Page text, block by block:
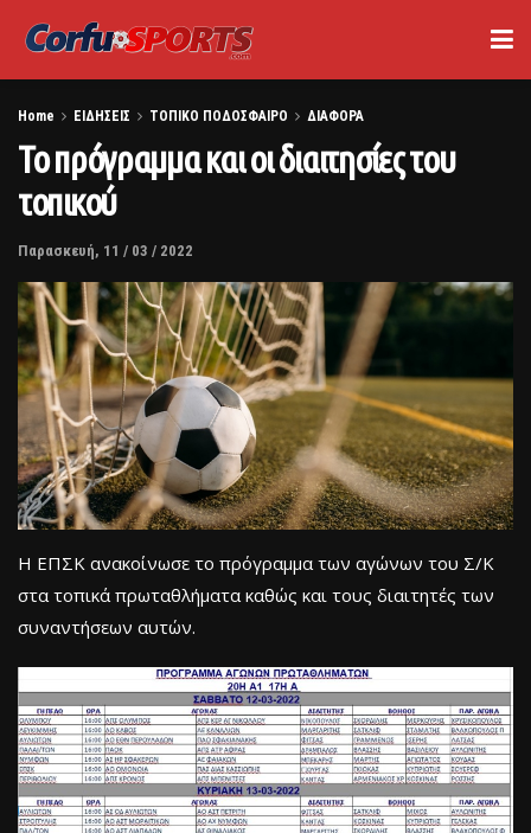
Home ΕΙΔΗΣΕΙΣ ΤΟΠΙΚΟ ΠΟΔΟΣΦΑΙΡΟ ΔΙΑΦΟΡΑ
Το πρόγραμμα και οι διαιτησίες του
τοπικού
Παρασκευή, 11 / 03 / 2022
Η ΕΠΣΚ ανακοίνωσε το πρόγραμμα των αγώνων του Σ/Κ
στα τοπικά πρωταθλήματα καθώς και τους διαιτητές των
συναντήσεων αυτών.